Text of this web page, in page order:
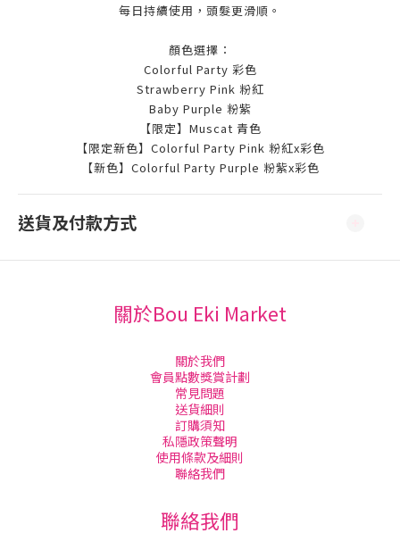
每日持續使用，頭髮更滑順。
顏色選擇：
Colorful Party 彩色
Strawberry Pink 粉紅
Baby Purple 粉紫
【限定】Muscat 青色
【限定新色】Colorful Party Pink 粉紅x彩色
【新色】Colorful Party Purple 粉紫x彩色
送貨及付款方式
關於Bou Eki Market
關於我們
會員點數獎賞計劃
常見問題
送貨細則
訂購須知
私隱政策聲明
使用條款及細則
聯絡我們
聯絡我們